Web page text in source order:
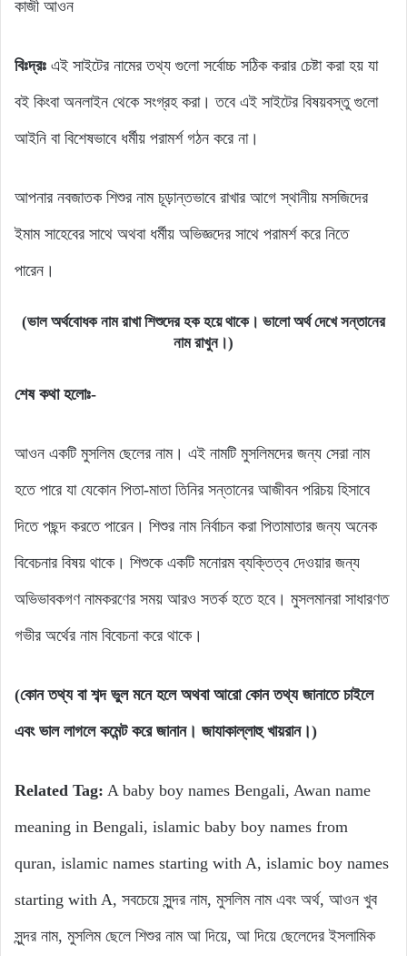
কাজী আওন
বিঃদ্রঃ এই সাইটের নামের তথ্য গুলো সর্বোচ্চ সঠিক করার চেষ্টা করা হয় যা
বই কিংবা অনলাইন থেকে সংগ্রহ করা। তবে এই সাইটের বিষয়বস্তু গুলো
আইনি বা বিশেষভাবে ধর্মীয় পরামর্শ গঠন করে না।
আপনার নবজাতক শিশুর নাম চূড়ান্তভাবে রাখার আগে স্থানীয় মসজিদের
ইমাম সাহেবের সাথে অথবা ধর্মীয় অভিজ্ঞদের সাথে পরামর্শ করে নিতে
পারেন।
(ভাল অর্থবোধক নাম রাখা শিশুদের হক হয়ে থাকে। ভালো অর্থ দেখে সন্তানের
নাম রাখুন।)
শেষ কথা হলোঃ-
আওন একটি মুসলিম ছেলের নাম। এই নামটি মুসলিমদের জন্য সেরা নাম
হতে পারে যা যেকোন পিতা-মাতা তিনির সন্তানের আজীবন পরিচয় হিসাবে
দিতে পছন্দ করতে পারেন। শিশুর নাম নির্বাচন করা পিতামাতার জন্য অনেক
বিবেচনার বিষয় থাকে। শিশুকে একটি মনোরম ব্যক্তিত্ব দেওয়ার জন্য
অভিভাবকগণ নামকরণের সময় আরও সতর্ক হতে হবে। মুসলমানরা সাধারণত
গভীর অর্থের নাম বিবেচনা করে থাকে।
(কোন তথ্য বা শব্দ ভুল মনে হলে অথবা আরো কোন তথ্য জানাতে চাইলে
এবং ভাল লাগলে কমেন্ট করে জানান। জাযাকাল্লাহু খায়রান।)
Related Tag: A baby boy names Bengali, Awan name
meaning in Bengali, islamic baby boy names from
quran, islamic names starting with A, islamic boy names
starting with A, সবচেয়ে সুন্দর নাম, মুসলিম নাম এবং অর্থ, আওন খুব
সুন্দর নাম, মুসলিম ছেলে শিশুর নাম আ দিয়ে, আ দিয়ে ছেলেদের ইসলামিক